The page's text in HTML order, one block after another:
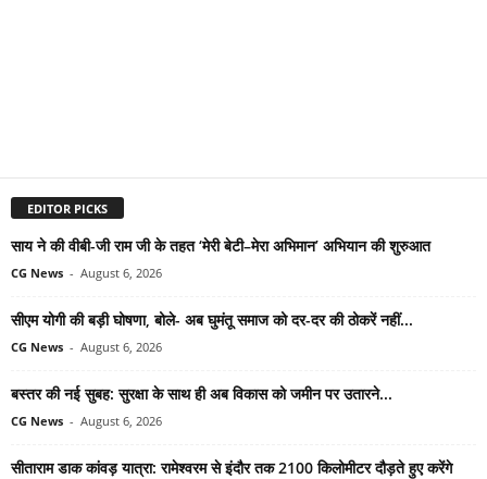
EDITOR PICKS
साय ने की वीबी-जी राम जी के तहत ‘मेरी बेटी–मेरा अभिमान’ अभियान की शुरुआत
CG News - August 6, 2026
सीएम योगी की बड़ी घोषणा, बोले- अब घुमंतू समाज को दर-दर की ठोकरें नहीं...
CG News - August 6, 2026
बस्तर की नई सुबह: सुरक्षा के साथ ही अब विकास को जमीन पर उतारने...
CG News - August 6, 2026
सीताराम डाक कांवड़ यात्रा: रामेश्वरम से इंदौर तक 2100 किलोमीटर दौड़ते हुए करेंगे